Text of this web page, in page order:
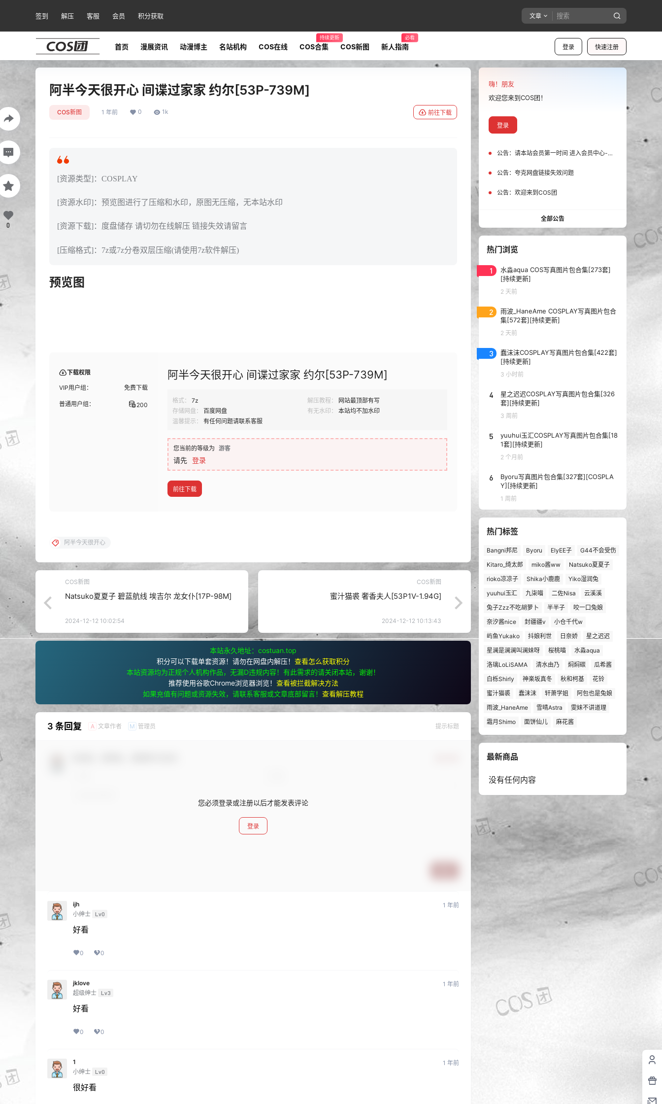
签到 解压 客服 会员 积分获取 文章
登录 快速注册
首页 漫展资讯 动漫博主 名站机构 COS在线 COS合集
持续更新
COS新图 新人指南
必看
阿半今天很开心 间谍过家家 约尔[53P-739M]
COS新图 1 年前 0 1k 前往下载
[资源类型]：COSPLAY
[资源水印]：预览图进行了压缩和水印，原图无压缩，无本站水印
[资源下载]：度盘储存 请切勿在线解压 链接失效请留言
[压缩格式]：7z或7z分卷双层压缩(请使用7z软件解压)
预览图
下载权限
VIP用户组： 免费下载
普通用户组： 200
阿半今天很开心 间谍过家家 约尔[53P-739M]
格式： 7z 解压教程：
网站最顶部有写
存储网盘：
百度网盘 有无水印：
本站均不加水印
温馨提示：
有任何问题请联系客服
您当前的等级为 游客
请先 登录
前往下载
0
阿半今天很开心
COS新图
Natsuko夏夏子 碧蓝航线 埃吉尔 龙女仆[17P-98M]
2024-12-12 10:02:54
COS新图
蜜汁猫裘 奢香夫人[53P1V-1.94G]
2024-12-12 10:13:43
本站永久地址：costuan.top
积分可以下载单套资源！请勿在网盘内解压！ 查看怎么获取积分
本站资源均为正规个人机构作品，无漏D违规内容！有此需求的请关闭本站，谢谢！
推荐使用谷歌Chrome浏览器浏览！ 查看被拦截解决方法
如果充值有问题或资源失效，请联系客服或文章底部留言！ 查看解压教程
3 条回复 A 文章作者 M 管理员 提示标题
您必须登录或注册以后才能发表评论
登录
ijh
小绅士 Lv0
1 年前
好看
0 0
jklove
超级绅士 Lv3
1 年前
好看
0 0
1
小绅士 Lv0
1 年前
很好看
嗨！朋友
欢迎您来到COS团！
登录
公告： 请本站会员第一时间 进入会员中心-我的设置中为您的账号绑定邮箱!
公告： 夸克网盘链接失效问题
公告： 欢迎来到COS团
全部公告
热门浏览
1
水淼aqua COS写真图片包合集[273套]
[持续更新]
2 天前
2
雨波_HaneAme COSPLAY写真图片包合
集[572套][持续更新]
2 天前
3
蠢沫沫COSPLAY写真图片包合集[422套]
[持续更新]
3 小时前
4
星之迟迟COSPLAY写真图片包合集[326
套][持续更新]
3 周前
5
yuuhui玉汇COSPLAY写真图片包合集[18
1套][持续更新]
2 个月前
6
Byoru写真图片包合集[327套][COSPLA
Y][持续更新]
1 周前
热门标签
Bangni邦尼 Byoru ElyEE子
G44不会受伤
Kitaro_绮太郎
miko酱ww
Natsuko夏夏子
rioko凉凉子
Shika小鹿鹿
Yiko湿润兔
yuuhui玉汇
九柒喵 二佐Nisa
云溪溪
兔子Zzz不吃胡萝卜
半半子
咬一口兔娘
奈汐酱nice
封疆疆v
小仓千代w
屿鱼Yukako
抖娘利世 日奈娇
星之迟迟
星澜是澜澜叫澜妹呀
桜桃喵
水淼aqua
洛璃LoLiSAMA
清水由乃 焖焖碳
瓜希酱
白栎Shirly
神楽坂真冬 秋和柯基
花铃
蜜汁猫裘
蠢沫沫 轩萧学姐
阿包也是兔娘
雨波_HaneAme
雪晴Astra
雯妹不讲道理
霜月Shimo
面饼仙儿 麻花酱
最新商品
没有任何内容